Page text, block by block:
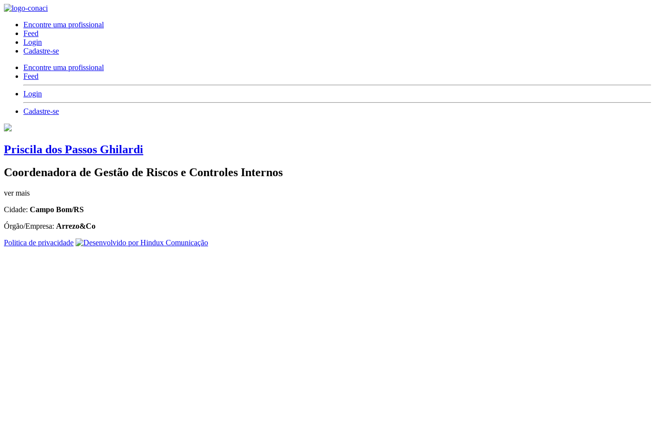
Encontre uma profissional
Feed
Login
Cadastre-se
Encontre uma profissional
Feed
Login
Cadastre-se
Priscila dos Passos Ghilardi
Coordenadora de Gestão de Riscos e Controles Internos
ver mais
Cidade: Campo Bom/RS
Órgão/Empresa: Arrezo&Co
Politica de privacidade